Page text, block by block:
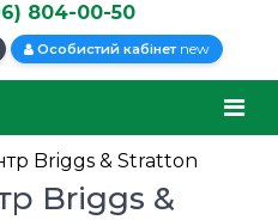
804-00-50
Особистий кабінет new
Briggs & Stratton
Briggs &